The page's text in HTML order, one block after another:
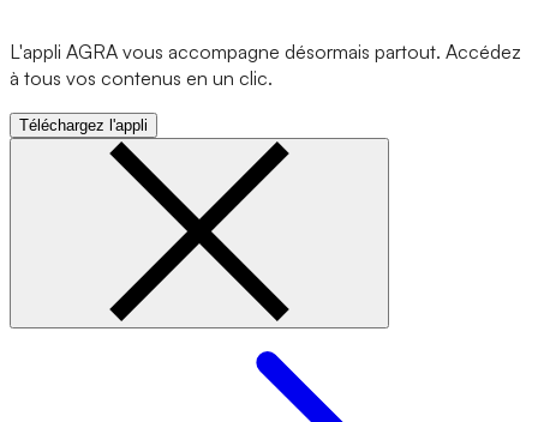
L'appli AGRA vous accompagne désormais partout. Accédez
à tous vos contenus en un clic.
Téléchargez l'appli